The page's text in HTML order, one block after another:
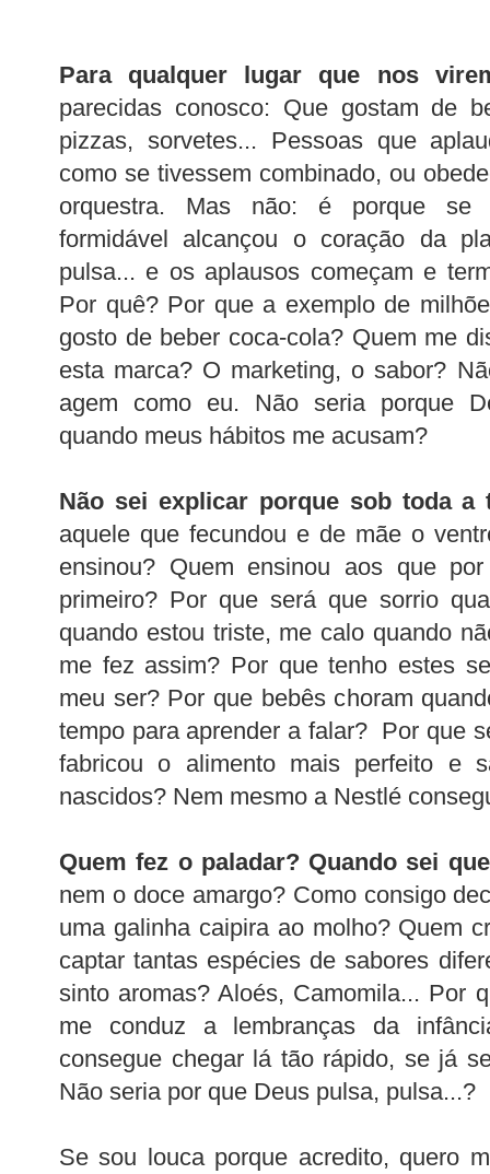
Para qualquer lugar que nos
parecidas conosco: Que gostam de
pizzas, sorvetes... Pessoas que
como se tivessem combinado, ou
orquestra. Mas não: é porque se
formidável alcançou o coração da
pulsa... e os aplausos começam e
Por quê? Por que a exemplo de
gosto de beber coca-cola? Quem me
esta marca? O marketing, o sabor?
agem como eu. Não seria porque
quando meus hábitos me acusam?
Não sei explicar porque sob toda a
aquele que fecundou e de mãe o
ensinou? Quem ensinou aos que
primeiro? Por que será que sorrio
quando estou triste, me calo quando
me fez assim? Por que tenho estes
meu ser? Por que bebês choram
tempo para aprender a falar? Por que
fabricou o alimento mais perfeito e
nascidos? Nem mesmo a Nestlé
Quem fez o paladar? Quando sei
nem o doce amargo? Como consigo
uma galinha caipira ao molho? Quem
captar tantas espécies de sabores
sinto aromas? Aloés, Camomila... Por
me conduz a lembranças da
consegue chegar lá tão rápido, se já
Não seria por que Deus pulsa, pulsa...?
Se sou louca porque acredito, quero